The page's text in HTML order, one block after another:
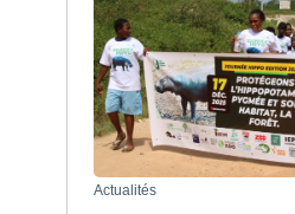
Actualités